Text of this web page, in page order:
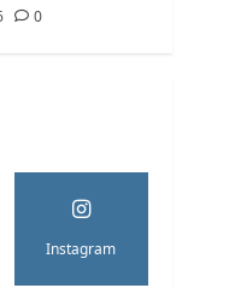
0
Instagram